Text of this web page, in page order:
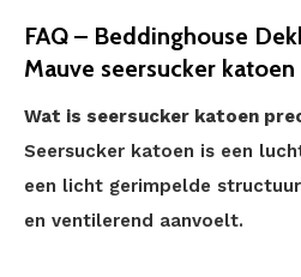
FAQ – Beddinghouse
Mauve seersucker katoen
Wat is seersucker katoen
Seersucker katoen is een
een licht gerimpelde
en ventilerend aanvoelt.